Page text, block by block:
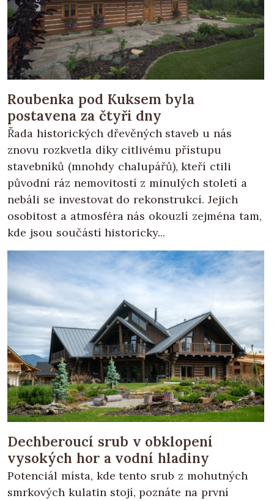
Roubenka pod Kuksem byla
postavena za čtyři dny
Řada historických dřevěných staveb u nás
znovu rozkvetla díky citlivému přístupu
stavebníků (mnohdy chalupářů), kteří ctili
původní ráz nemovitostí z minulých století a
nebáli se investovat do rekonstrukcí. Jejich
osobitost a atmosféra nás okouzlí zejména tam,
kde jsou součástí historicky...
Dechberoucí srub v obklopení
vysokých hor a vodní hladiny
Potenciál místa, kde tento srub z mohutných
smrkových kulatin stojí, poznáte na první